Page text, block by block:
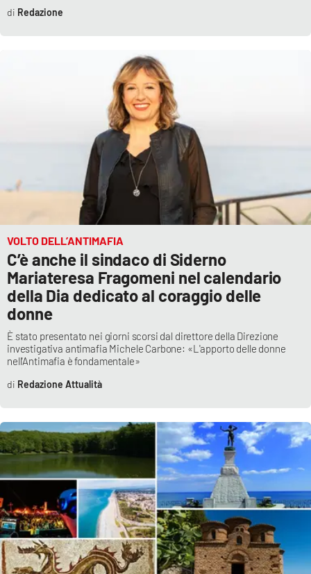
Imprese Di Calabria
Le perfidie di Antonella Grippo
Venti di comunicazione
LaC Network
LaC OnAir
EDIZIONI
LOCALI
Vibo Valentia
Reggio Calabria
Cosenza
Lamezia Terme
Redazione
VOLTO DELL’ANTIMAFIA
C’è anche il sindaco di Siderno
Mariateresa Fragomeni nel calendario
della Dia dedicato al coraggio delle
donne
È stato presentato nei giorni scorsi dal direttore della Direzione
investigativa antimafia Michele Carbone: «L'apporto delle donne
nell'Antimafia è fondamentale»
Redazione Attualità